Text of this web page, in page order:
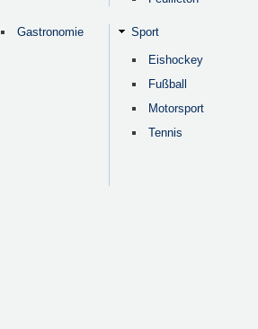
Gastronomie Sport
Eishockey
Fußball
Motorsport
Tennis